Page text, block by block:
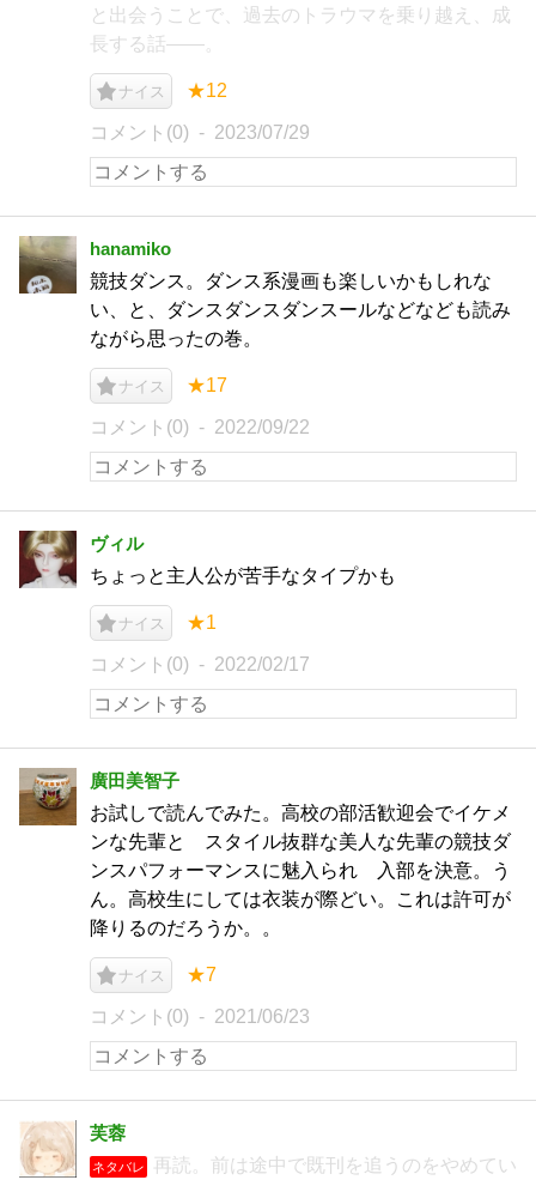
と出会うことで、過去のトラウマを乗り越え、成
長する話――。
ナイス ★12
コメント(0) 2023/07/29
hanamiko
競技ダンス。ダンス系漫画も楽しいかもしれな
い、と、ダンスダンスダンスールなどなども読み
ながら思ったの巻。
ナイス ★17
コメント(0) 2022/09/22
ヴィル
ちょっと主人公が苦手なタイプかも
ナイス ★1
コメント(0) 2022/02/17
廣田美智子
お試しで読んでみた。高校の部活歓迎会でイケメ
ンな先輩と スタイル抜群な美人な先輩の競技ダ
ンスパフォーマンスに魅入られ 入部を決意。う
ん。高校生にしては衣装が際どい。これは許可が
降りるのだろうか。。
ナイス ★7
コメント(0) 2021/06/23
芙蓉
ネタバレ
再読。前は途中で既刊を追うのをやめてい